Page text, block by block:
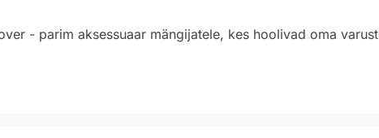
- parim aksessuaar mängijatele, kes hoolivad oma